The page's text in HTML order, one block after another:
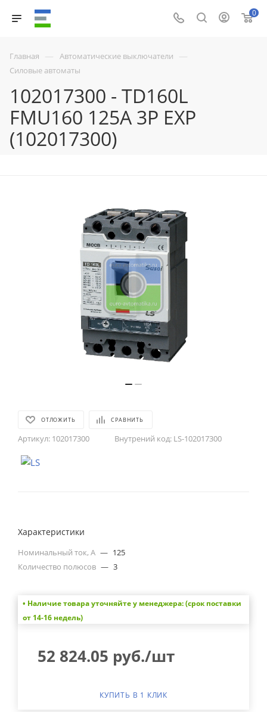
0
Главная — Автоматические выключатели —
Силовые автоматы
102017300 - TD160L
FMU160 125A 3P EXP
(102017300)
ОТЛОЖИТЬ СРАВНИТЬ
Артикул: 102017300 Внутрений код: LS-102017300
Характеристики
Номинальный ток, А — 125
Количество полюсов — 3
• Наличие товара уточняйте у менеджера: (срок поставки
от 14-16 недель)
52 824.05 руб./шт
КУПИТЬ В 1 КЛИК